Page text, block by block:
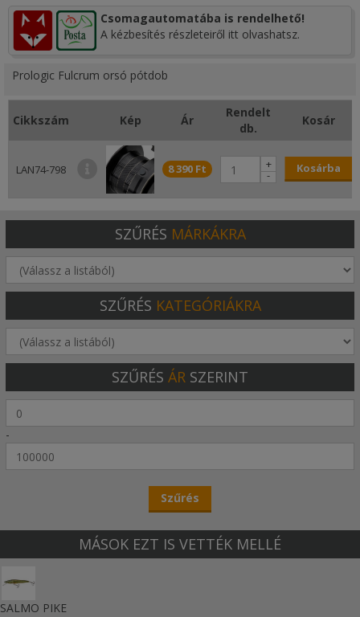
Csomagautomatába is rendelhető!
A kézbesítés részleteiről itt olvashatsz.
Prologic Fulcrum orsó pótdob
Cikkszám Kép Ár
Rendelt
db.
Kosár
LAN74-798 8 390 Ft -
+ Kosárba
SZŰRÉS MÁRKÁKRA
SZŰRÉS KATEGÓRIÁKRA
SZŰRÉS ÁR SZERINT
-
MÁSOK EZT IS VETTÉK MELLÉ
SALMO PIKE